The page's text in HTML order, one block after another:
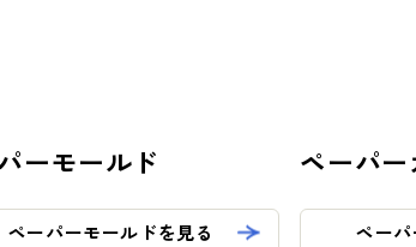
ーモールド
ペーパーモールドを見る
ペーパ
ペー